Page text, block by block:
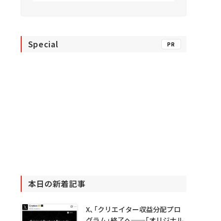
Special PR
本日の新着記事
X、「クリエイター収益分配プロ